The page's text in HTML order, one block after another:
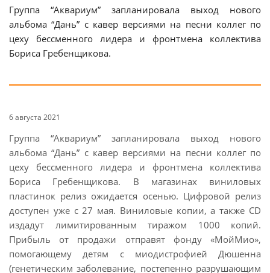
Группа “Аквариум” запланировала выход нового
альбома “Дань” с кавер версиями на песни коллег по
цеху бессменного лидера и фронтмена коллектива
Бориса Гребенщикова.
6 августа 2021
Группа “Аквариум” запланировала выход нового
альбома “Дань” с кавер версиями на песни коллег по
цеху бессменного лидера и фронтмена коллектива
Бориса Гребенщикова. В магазинах виниловых
пластинок релиз ожидается осенью. Цифровой релиз
доступен уже с 27 мая. Виниловые копии, а также CD
издадут лимитированным тиражом 1000 копий.
Прибыль от продажи отправят фонду «МойМио»,
помогающему детям с миодистрофией Дюшенна
(генетическим заболевание, постепенно разрушающим